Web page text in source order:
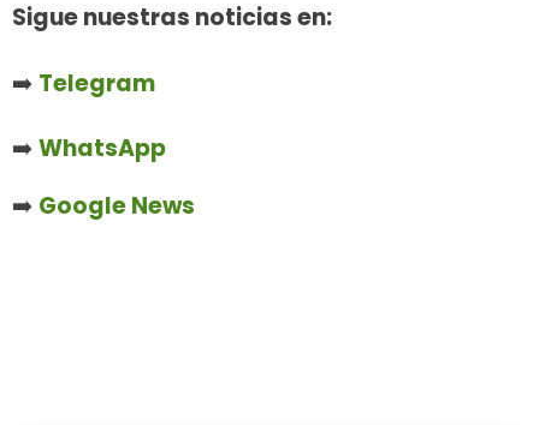
Sigue nuestras noticias en:
➡️ Telegram
➡️WhatsApp
➡️ Google News